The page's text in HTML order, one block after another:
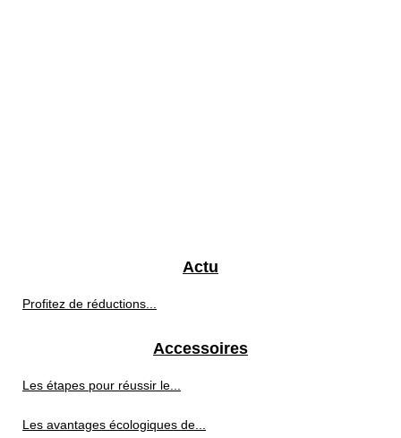
Actu
Profitez de réductions...
Accessoires
Les étapes pour réussir le...
Les avantages écologiques de...